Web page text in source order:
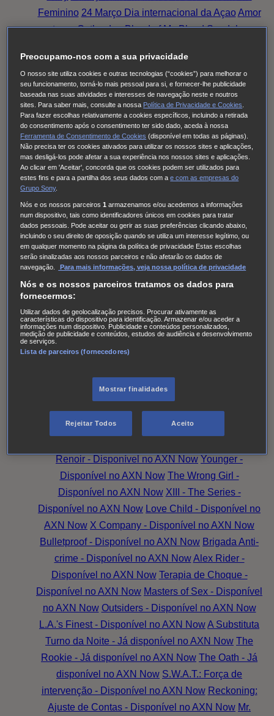
Feminino 24 Março Dia internacional da Açao Amor
eterno Outlander: Blood of My Blood Sandokan
Fruto Proibido This City Is Ours
HUDSON & REX Cobra Kai Family Talks: Silver
Generation O MEU NOME É FARAH THE
NARROW ROAD TO THE DEEP NORTH Tom &
Lola Long Bright RiverAlert Doutora Larsen
309 Red Eye High Country Family Talks: Luta Rosa,
Pensa Rosa (2024) Family Talks: Mulheres WOW
Homem Errado S.W.A.T.: Força de intervenção
Viola Come Il Mare
Luta Rosa, Pensa Rosa (2023)
Pássaro Sonhador
Cinema à Portuguesa Os Filmes da Tua Vida
Cinema com C Maiúsculo Frente a Frente Three
Pines The Good Karma Hospital Einstein O Paraíso
Desaparecidas
Split T2 Os Larkins Hotel Portofino Superdotada -
Disponível no AXN NowAmazing Grace -
Disponível no AXN Now
Magpie Murders - Disponível no AXN Now
& Rex - Disponível no AXN Now
Verdade Family Law
Family Talks: Mais Família,
Mais Amor Magpie Murders Amazing Grace
Renoir - Disponível no AXN Now Younger -
Disponível no AXN Now The Wrong Girl -
Disponível no AXN Now XIII - The Series -
Disponível no AXN Now Love Child - Disponível no
AXN Now X Company - Disponível no AXN Now
Bulletproof - Disponível no AXN Now Brigada Anti-
crime - Disponível no AXN Now Alex Rider -
Disponível no AXN Now Terapia de Choque -
Disponível no AXN Now Masters of Sex - Disponível
no AXN Now Outsiders - Disponível no AXN Now
L.A.'s Finest - Disponível no AXN NowA Substituta
Turno da Noite - Já disponível no AXN Now The
Rookie - Já disponível no AXN Now The Oath - Já
disponível no AXN Now S.W.A.T.: Força de
intervenção - Disponível no AXN Now Reckoning:
Ajuste de Contas - Disponível no AXN Now Mr.
Preocupamo-nos com a sua privacidade
O nosso site utiliza cookies e outras tecnologias (“cookies”) para melhorar o
seu funcionamento, torná-lo mais pessoal para si, e fornecer-lhe publicidade
baseada nas suas atividades e interesses de navegação neste e noutros
sites. Para saber mais, consulte a nossa Política de Privacidade e Cookies
Para fazer escolhas relativamente a cookies específicos, incluindo a retirada
do consentimento após o consentimento ter sido dado, aceda à nossa
Ferramenta de Consentimento de Cookies (disponível em todas as páginas).
Não precisa ter os cookies ativados para utilizar os nossos sites e aplicações,
mas desligá-los pode afetar a sua experiência nos nossos sites e aplicações.
Ao clicar em 'Aceitar', concorda que os cookies podem ser utilizados para
estes fins e para a partilha dos seus dados com ae comas empresas do
Grupo Sony.
Nós e os nossos parceiros1 armazenamos e/ou acedemos a informações
num dispositivo, tais como identificadores únicos em cookies para tratar
dados pessoais. Pode aceitar ou gerir as suas preferências clicando abaixo,
incluindo o seu direito de oposição quando se utiliza um interesse legítimo, ou
em qualquer momento na página da política de privacidade Estas escolhas
serão sinalizadas aos nossos parceiros e não afetarão os dados de
navegação.
Para mais informações, veja nossa política de privacidade
Nós e os nossos parceiros tratamos os dados para
fornecermos:
Utilizar dados de geolocalização precisos. Procurar ativamente as
características do dispositivo para identificação. Armazenar e/ou aceder a
informações num dispositivo. Publicidade e conteúdos personalizados,
medição de publicidade e conteúdos, estudos de audiência e desenvolvimento
de serviços.
Lista de parceiros (fornecedores)
Mostrar finalidades
Rejeitar Todos Aceito